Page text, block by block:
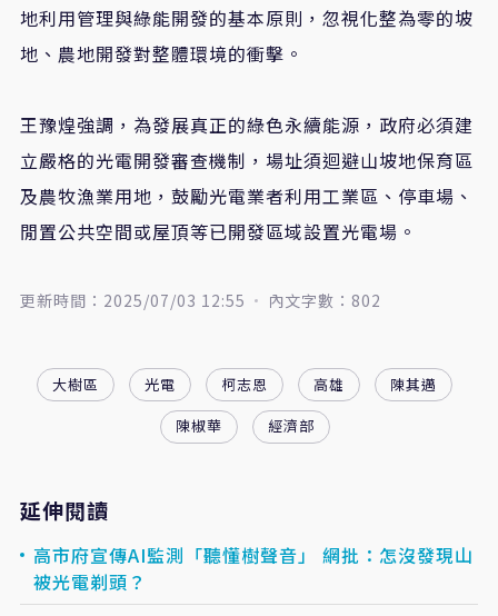
地利用管理與綠能開發的基本原則，忽視化整為零的坡
地、農地開發對整體環境的衝擊。
王豫煌強調，為發展真正的綠色永續能源，政府必須建
立嚴格的光電開發審查機制，場址須迴避山坡地保育區
及農牧漁業用地，鼓勵光電業者利用工業區、停車場、
閒置公共空間或屋頂等已開發區域設置光電場。
更新時間：2025/07/03 12:55 內文字數：802
大樹區 光電 柯志恩 高雄
陳其邁
陳椒華
經濟部
延伸閱讀
高市府宣傳AI監測「聽懂樹聲音」 網批：怎沒發現山
被光電剃頭？